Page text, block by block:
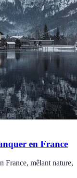
en France
France, mêlant nature,